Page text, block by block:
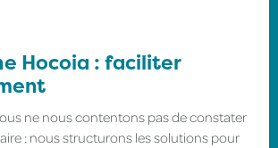
Hocoia : faciliter
ne nous contentons pas de constater
: nous structurons les solutions pour